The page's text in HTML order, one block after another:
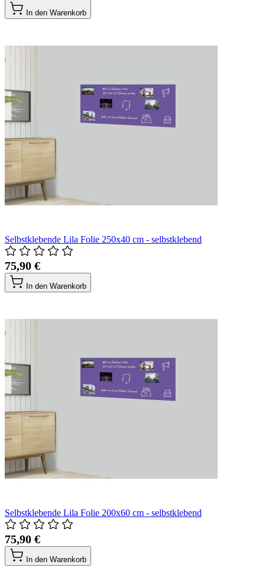
In den Warenkorb
Selbstklebende Lila Folie 250x40 cm - selbstklebend
75,90 €
In den Warenkorb
Selbstklebende Lila Folie 200x60 cm - selbstklebend
75,90 €
In den Warenkorb